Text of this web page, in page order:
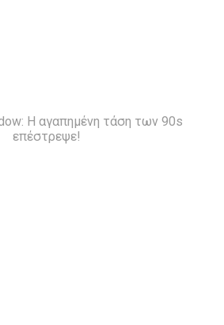
H αγαπημένη τάση των 90s
επέστρεψε!